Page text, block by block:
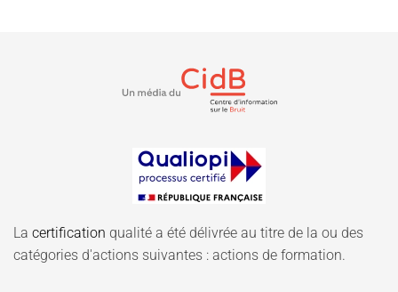
La certification qualité a été délivrée au titre de la ou des
catégories d'actions suivantes : actions de formation.